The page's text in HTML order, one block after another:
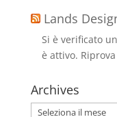
Lands
Si è verificato
è attivo.
Archives
Archives